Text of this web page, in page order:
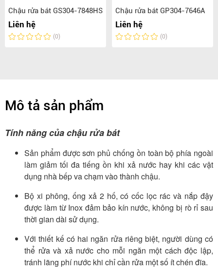
Chậu rửa bát GS304-7848HS
Liên hệ
(0)
Chậu rửa bát GP304-7646A
Liên hệ
(0)
Mô tả sản phẩm
Tính năng của chậu rửa bát
Sản phẩm được sơn phủ chống ồn toàn bộ phía ngoài
làm giảm tối đa tiếng ồn khi xả nước hay khi các vật
dụng nhà bếp va chạm vào thành chậu.
Bộ xi phông, ống xả 2 hố, có cốc lọc rác và nắp đậy
được làm từ Inox đảm bảo kín nước, không bị rò rỉ sau
thời gian dài sử dụng.
Với thiết kế có hai ngăn rửa riêng biệt, người dùng có
thể rửa và xả nước cho mỗi ngăn một cách độc lập,
tránh lãng phí nước khi chỉ cần rửa một số ít chén đĩa.